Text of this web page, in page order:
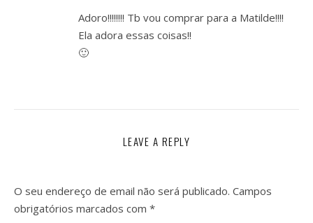
Adoro!!!!!!!! Tb vou comprar para a Matilde!!!!
Ela adora essas coisas!!
🙂
LEAVE A REPLY
O seu endereço de email não será publicado. Campos
obrigatórios marcados com *